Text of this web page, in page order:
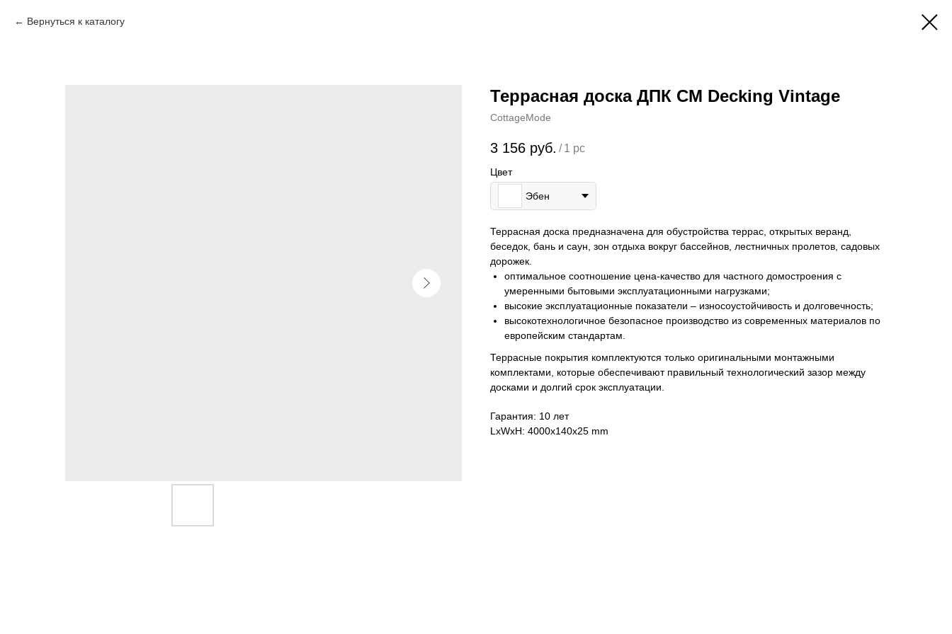
Вернуться к каталогу
Террасная доска ДПК CM Decking Vintage
CottageMode
3 156 руб. / 1 pc
Цвет
Эбен
Террасная доска предназначена для обустройства террас, открытых веранд,
беседок, бань и саун, зон отдыха вокруг бассейнов, лестничных пролетов, садовых
дорожек.
оптимальное соотношение цена-качество для частного домостроения с
умеренными бытовыми эксплуатационными нагрузками;
высокие эксплуатационные показатели – износоустойчивость и долговечность;
высокотехнологичное безопасное производство из современных материалов по
европейским стандартам.
Террасные покрытия комплектуются только оригинальными монтажными
комплектами, которые обеспечивают правильный технологический зазор между
досками и долгий срок эксплуатации.
Гарантия: 10 лет
LxWxH: 4000x140x25 mm